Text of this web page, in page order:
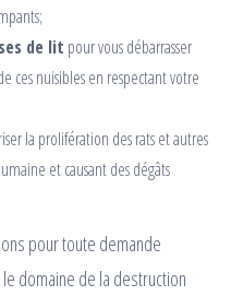
de lit pour vous débarrasser
ces nuisibles en respectant votre
la prolifération des rats et autres
et causant des dégâts
pour toute demande
domaine de la destruction